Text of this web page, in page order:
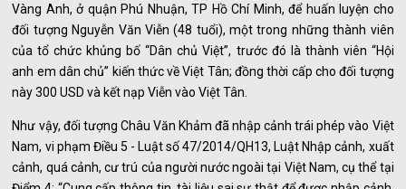
Vàng Anh, ở quận Phú Nhuận, TP Hồ Chí Minh, để huấn luyện cho
đối tượng Nguyễn Văn Viễn (48 tuổi), một trong những thành viên
của tổ chức khủng bố “Dân chủ Việt”, trước đó là thành viên “Hội
anh em dân chủ” kiến thức về Việt Tân; đồng thời cấp cho đối tượng
này 300 USD và kết nạp Viễn vào Việt Tân.
Như vậy, đối tượng Châu Văn Khảm đã nhập cảnh trái phép vào Việt
Nam, vi phạm Điều 5 - Luật số 47/2014/QH13, Luật Nhập cảnh, xuất
cảnh, quá cảnh, cư trú của người nước ngoài tại Việt Nam, cụ thể tại